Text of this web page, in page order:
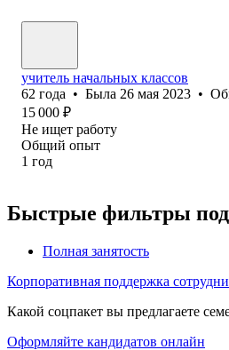
учитель начальных классов
62 года • Была 26 мая 2023 •
15 000 ₽
Не ищет работу
Общий опыт
1 год
Быстрые фильтры
Полная занятость
Корпоративная поддержка
Какой соцпакет вы предлагаете
Оформляйте кандидатов онлайн